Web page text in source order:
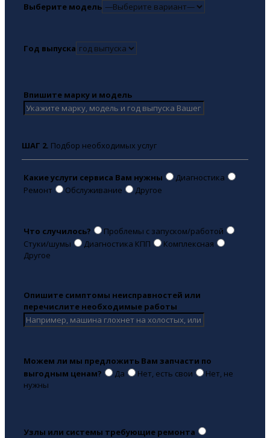
Выберите модель
Год выпуска
Впишите марку и модель
ШАГ 2. Подбор необходимых услуг
Какие услуги сервиса Вам нужны
Диагностика
Ремонт
Обслуживание Другое
Что случилось?
Проблемы с запуском/работой
Стуки/шумы
Диагностика КПП
Комплексная
Другое
Опишите симптомы неисправностей или
перечислите необходимые работы
Можем ли мы предложить Вам запчасти по
выгодным ценам?
Да Нет, есть свои
Нет, не
нужны
Узлы или системы требующие ремонта